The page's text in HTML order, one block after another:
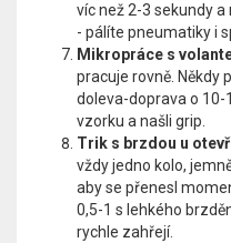
víc než 2-3 sekundy
- pálíte pneumatiky i
Mikropráce s
pracuje rovně. Někdy
doleva-doprava o 10-
vzorku a našli grip.
Trik s brzdou u
vždy jedno kolo,
aby se přenesl
0,5-1 s lehkého
rychle zahřejí.